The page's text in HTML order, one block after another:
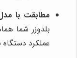
مطابقت با
بلدوزر شما
عملکرد دستگاه